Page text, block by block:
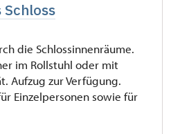
die Schlossinnenräume.
im Rollstuhl oder mit
Aufzug zur Verfügung.
Einzelpersonen sowie für